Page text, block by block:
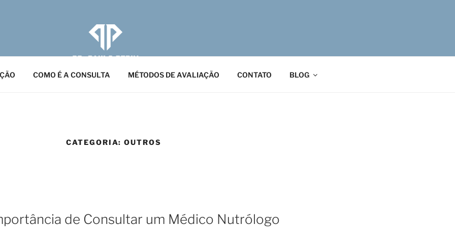
RQE: 124799 | Medicina Esportiva RQE: 124800
COMO É A CONSULTA MÉTODOS DE AVALIAÇÃO CONTATO BLOG
CATEGORIA:OUTROS
de Consultar um Médico Nutrólogo